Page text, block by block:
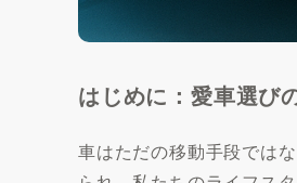
はじめに：愛車選び
車はただの移動手段では